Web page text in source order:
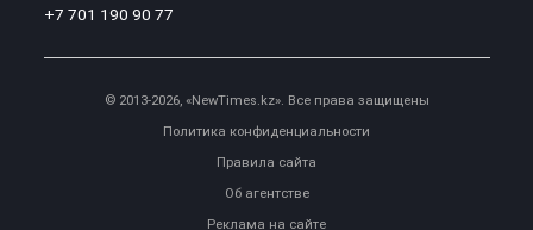
+7 701 190 90 77
© 2013-2026, «NewTimes.kz». Все права защищены
Политика конфиденциальности
Правила сайта
Об агентстве
Реклама на сайте